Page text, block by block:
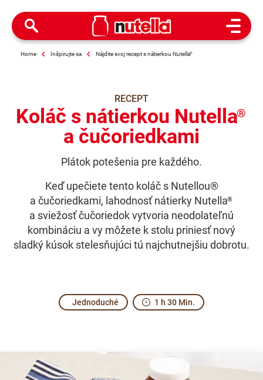
Open
Home Inšpirujte sa Nájdite svoj recept s nátierkou Nutella®
RECEPT
Koláč s nátierkou Nutella®
a čučoriedkami
Plátok potešenia pre každého.
Keď upečiete tento koláč s Nutellou®
a čučoriedkami, lahodnosť nátierky Nutella®
a sviežosť čučoriedok vytvoria neodolateľnú
kombináciu a vy môžete k stolu priniesť nový
sladký kúsok stelesňujúci tú najchutnejšiu dobrotu.
Jednoduché 1 h 30 Min.